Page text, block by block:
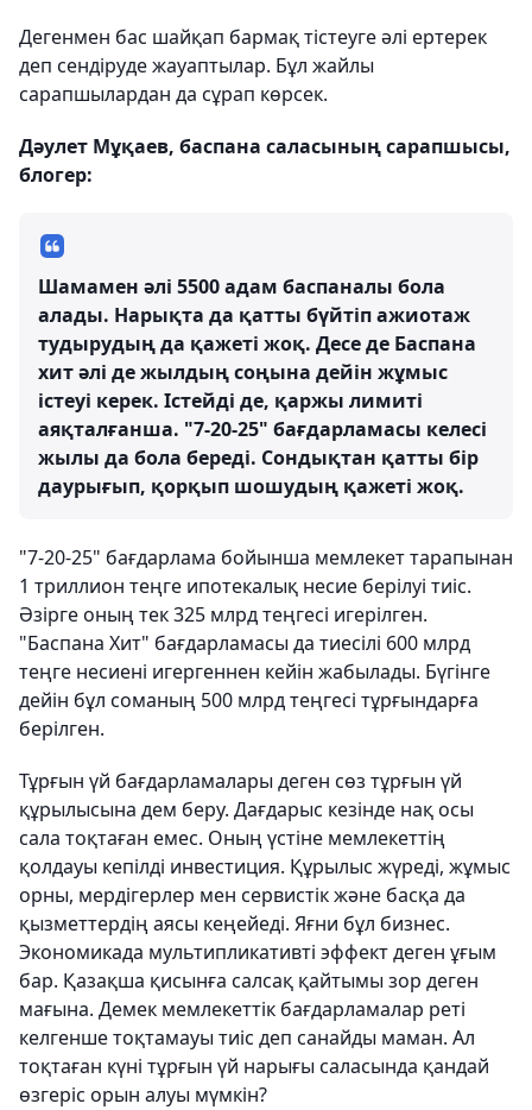
Дегенмен бас шайқап бармақ тістеуге әлі ертерек
деп сендіруде жауаптылар. Бұл жайлы
сарапшылардан да сұрап көрсек.
Дәулет Мұқаев, баспана саласының сарапшысы,
блогер:
Шамамен әлі 5500 адам баспаналы бола
алады. Нарықта да қатты бүйтіп ажиотаж
тудырудың да қажеті жоқ. Десе де Баспана
хит әлі де жылдың соңына дейін жұмыс
істеуі керек. Істейді де, қаржы лимиті
аяқталғанша. "7-20-25" бағдарламасы келесі
жылы да бола береді. Сондықтан қатты бір
даурығып, қорқып шошудың қажеті жоқ.
"7-20-25" бағдарлама бойынша мемлекет тарапынан
1 триллион теңге ипотекалық несие берілуі тиіс.
Әзірге оның тек 325 млрд теңгесі игерілген.
"Баспана Хит" бағдарламасы да тиесілі 600 млрд
теңге несиені игергеннен кейін жабылады. Бүгінге
дейін бұл соманың 500 млрд теңгесі тұрғындарға
берілген.
Тұрғын үй бағдарламалары деген сөз тұрғын үй
құрылысына дем беру. Дағдарыс кезінде нақ осы
сала тоқтаған емес. Оның үстіне мемлекеттің
қолдауы кепілді инвестиция. Құрылыс жүреді, жұмыс
орны, мердігерлер мен сервистік және басқа да
қызметтердің аясы кеңейеді. Яғни бұл бизнес.
Экономикада мультипликативті эффект деген ұғым
бар. Қазақша қисынға салсақ қайтымы зор деген
мағына. Демек мемлекеттік бағдарламалар реті
келгенше тоқтамауы тиіс деп санайды маман. Ал
тоқтаған күні тұрғын үй нарығы саласында қандай
өзгеріс орын алуы мүмкін?